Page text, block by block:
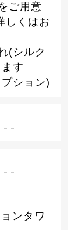
ご用意
しくはお
(シルク
す
ション)
ンタワ